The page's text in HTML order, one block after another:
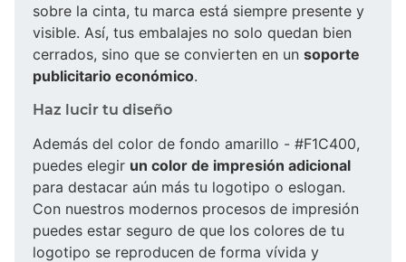
sobre la cinta, tu marca está siempre presente y
visible. Así, tus embalajes no solo quedan bien
cerrados, sino que se convierten en un soporte
publicitario económico.
Haz lucir tu diseño
Además del color de fondo amarillo - #F1C400,
puedes elegir un color de impresión adicional
para destacar aún más tu logotipo o eslogan.
Con nuestros modernos procesos de impresión
puedes estar seguro de que los colores de tu
logotipo se reproducen de forma vívida y